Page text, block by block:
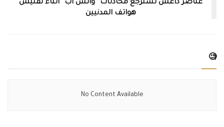
عناصر داعش تسترجع محادثات “واتس أب” أثناء تفتيش
هواتف المدنيين
🧐
No Content Available